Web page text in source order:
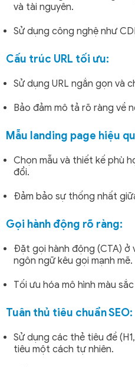
và tài nguyên.
Sử dụng công nghệ như
Cấu trúc URL tối ưu:
Sử dụng URL ngắn gọn và
Bảo đảm mô tả rõ ràng về
Mẫu landing page hiệu
Chọn mẫu và thiết kế phù
đổi.
Đảm bảo sự thống nhất
Gọi hành động rõ ràng:
Đặt gọi hành động (CTA) ở
ngôn ngữ kêu gọi mạnh mẽ.
Tối ưu hóa mô hình màu
Tuân thủ tiêu chuẩn SEO:
Sử dụng các thẻ tiêu đề
tiêu một cách tự nhiên.